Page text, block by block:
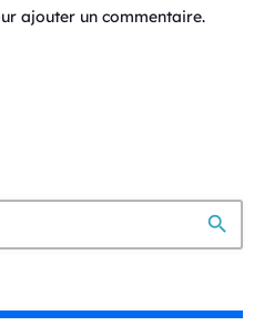
ajouter un commentaire.
search